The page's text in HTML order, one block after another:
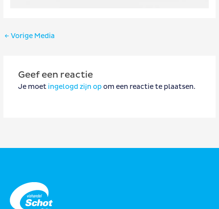
Bericht
← Vorige Media
Geef een reactie
Je moet ingelogd zijn opom een reactie te plaatsen.